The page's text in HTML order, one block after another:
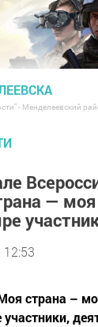
- Менделеевский
— моя
страна –